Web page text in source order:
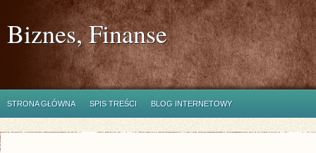
Biznes, Finanse
STRONA GŁÓWNA SPIS TREŚCI BLOG INTERNETOWY